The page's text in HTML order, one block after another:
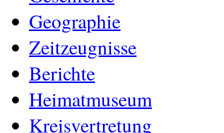
Geographie
Zeitzeugnisse
Berichte
Heimatmuseum
Kreisvertretung